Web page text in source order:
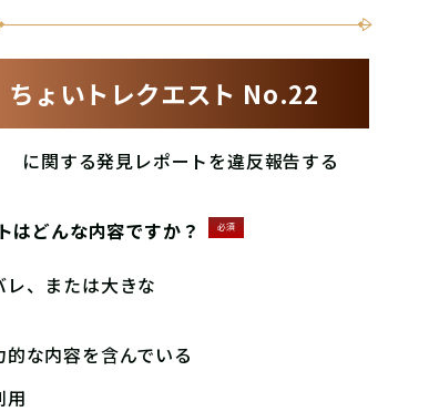
ちょいトレクエスト No.22
に関する発見レポートを違反報告する
はどんな内容ですか？ 必須
、または大きな
な内容を含んでいる
用